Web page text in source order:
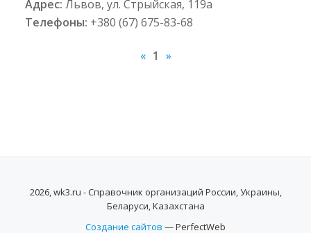
Адрес:Львов, ул. Стрыйская, 119а
Телефоны: +380 (67) 675-83-68
« 1 »
2026, wk3.ru - Справочник организаций России, Украины,
Беларуси, Казахстана
Создание сайтов — PerfectWeb